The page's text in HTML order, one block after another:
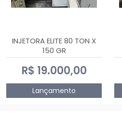
INJETORA ELITE 80 TON X
150 GR
R$ 19.000,00
Lançamento